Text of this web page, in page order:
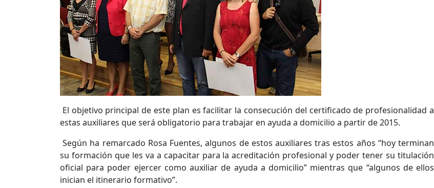
El objetivo principal de este plan es facilitar la consecución del certificado de profesionalidad a
estas auxiliares que será obligatorio para trabajar en ayuda a domicilio a partir de 2015.
Según ha remarcado Rosa Fuentes, algunos de estos auxiliares tras estos años “hoy terminan
su formación que les va a capacitar para la acreditación profesional y poder tener su titulación
oficial para poder ejercer como auxiliar de ayuda a domicilio” mientras que “algunos de ellos
inician el itinerario formativo”.